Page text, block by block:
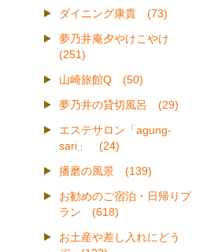
ダイニング康貴 (73)
夢乃井庵夕やけこやけ
(251)
山崎旅館Q (50)
夢乃井の貸切風呂 (29)
エステサロン「agung-
sari」 (24)
播磨の風景 (139)
お勧めのご宿泊・日帰りプ
ラン (618)
お土産や差し入れにどう